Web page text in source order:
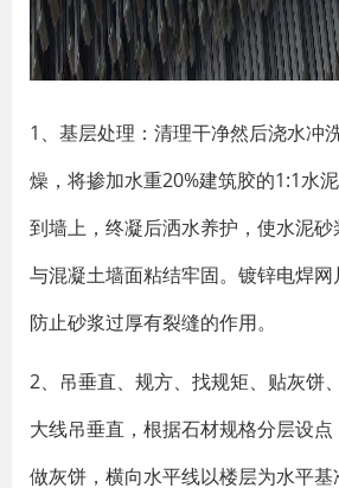
1、基层处理：清理干净然后浇水冲
燥，将掺加水重20%建筑胶的1:1水
到墙上，终凝后洒水养护，使水泥砂
与混凝土墙面粘结牢固。镀锌电焊
防止砂浆过厚有裂缝的作用。
2、吊垂直、规方、找规矩、贴灰饼
大线吊垂直，根据石材规格分层设
做灰饼，横向水平线以楼层为水平